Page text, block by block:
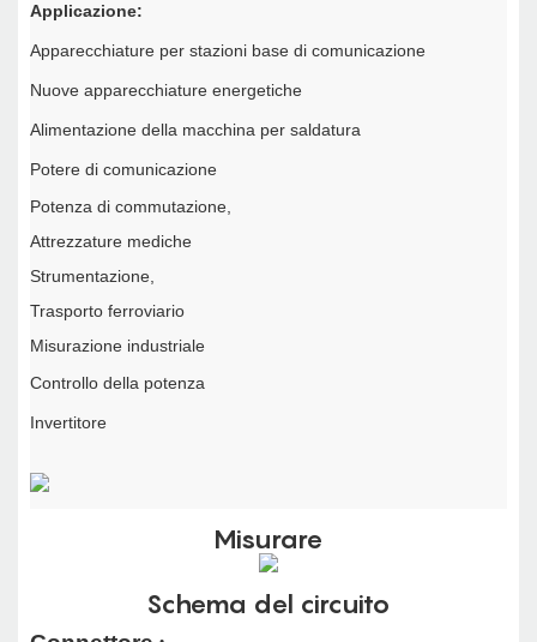
Applicazione:
Apparecchiature per stazioni base di comunicazione
Nuove apparecchiature energetiche
Alimentazione della macchina per saldatura
Potere di comunicazione
Potenza di commutazione,
Attrezzature mediche
Strumentazione,
Trasporto ferroviario
Misurazione industriale
Controllo della potenza
Invertitore
Misurare
Schema del circuito